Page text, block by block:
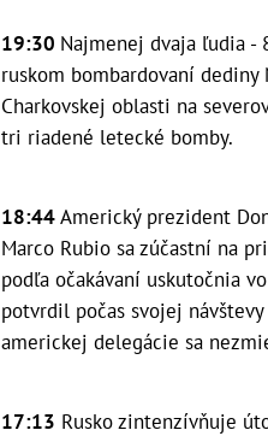
19:30 Najmenej dvaja ľudia -
ruskom bombardovaní
Charkovskej oblasti na
tri riadené letecké bomby.
18:44Americký prezident
Marco Rubio sa zúčastní na
podľa očakávaní uskutočnia
potvrdil počas svojej
americkej delegácie sa
17:13 Rusko zintenzívňuje